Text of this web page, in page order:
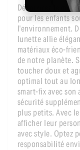
Découvrez le
pour les enfants
l'environnement.
lunette allie
matériaux éco-
de notre planète.
toucher doux et
optimal tout au
smart-fix avec
sécurité
plus petits. Avec
afficher leur
avec style. Optez
responsabilité